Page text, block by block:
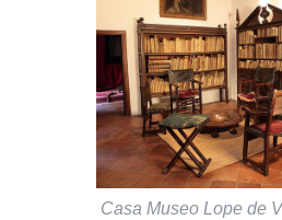
Casa Museo Lope de